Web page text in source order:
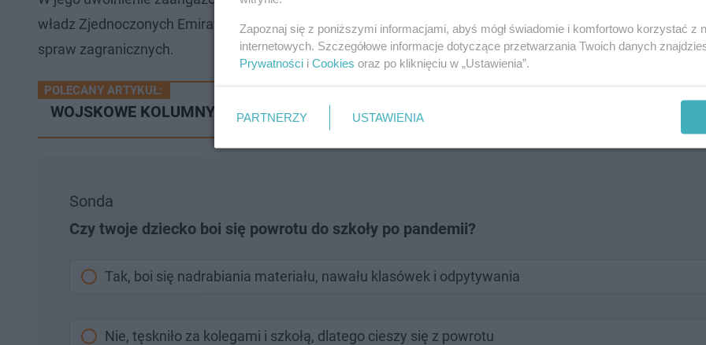
władz Zjednoczonych Emiratów Arabskich wysyłała pisam. Także Jacek Czaputowicz, który był wówczas
spraw zagranicznych.
POLECANY ARTYKUŁ:
WOJSKOWE KOLUMNY na drogach. Jaki jest powód? Wyjaśniamy, o co chodzi!
Sonda
Czy twoje dziecko boi się powrotu do szkoły po pandemii?
Tak, boi się nadrabiania materiału, nawału klasówek i odpytywania
Nie, tęskniło za kolegami i szkołą, dlatego cieszy się z powrotu
Zapoznaj się z poniższymi informacjami, abyś mógł świadomie i komfortowo korzystać z
internetowych. Szczegółowe informacje dotyczące przetwarzania Twoich danych
Prywatności i Cookies oraz po kliknięciu w „Ustawienia”.
PARTNERZY USTAWIENIA